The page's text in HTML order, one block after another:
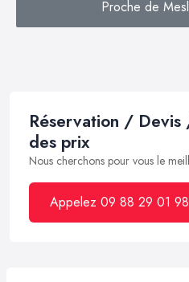
Proche de
Réservation /
des prix
Nous cherchons pour vous le
Appelez 09 88 29 01 98